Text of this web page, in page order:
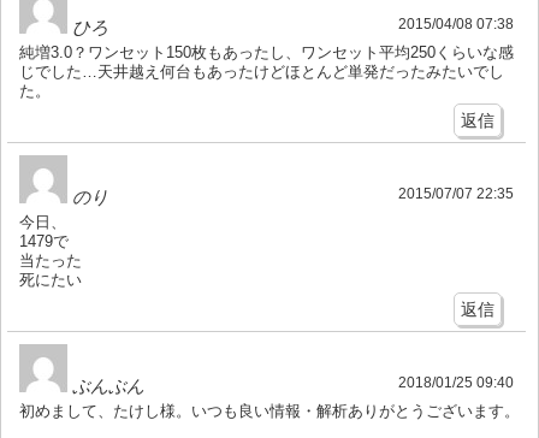
ひろ 2015/04/08 07:38
純増3.0？ワンセット150枚もあったし、ワンセット平均250くらいな感
じでした…天井越え何台もあったけどほとんど単発だったみたいでし
た。
返信
のり 2015/07/07 22:35
今日、
1479で
当たった
死にたい
返信
ぶんぶん 2018/01/25 09:40
初めまして、たけし様。いつも良い情報・解析ありがとうございます。